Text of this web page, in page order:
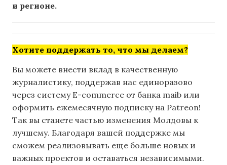
и регионе.
Хотите поддержать то, что мы делаем?
Вы можете внести вклад в качественную
журналистику, поддержав нас единоразово
через систему E-commerce от банка maib или
оформить ежемесячную подписку на Patreon!
Так вы станете частью изменения Молдовы к
лучшему. Благодаря вашей поддержке мы
сможем реализовывать еще больше новых и
важных проектов и оставаться независимыми.